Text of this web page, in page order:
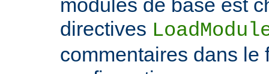
modules de base est
directives
commentaires dans le